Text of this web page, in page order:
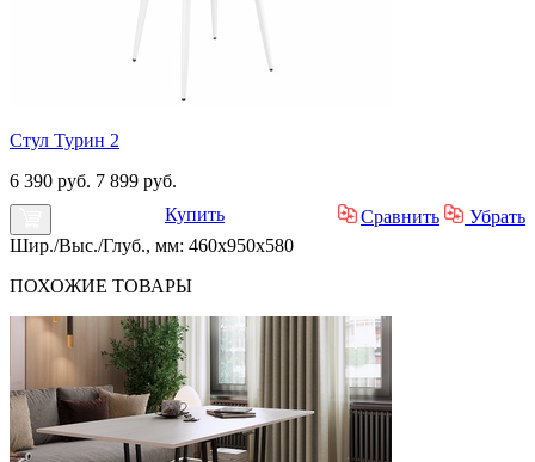
Стул Турин 2
6 390 руб. 7 899 руб.
Купить
Сравнить
Убрать
Шир./Выс./Глуб., мм: 460x950x580
ПОХОЖИЕ ТОВАРЫ